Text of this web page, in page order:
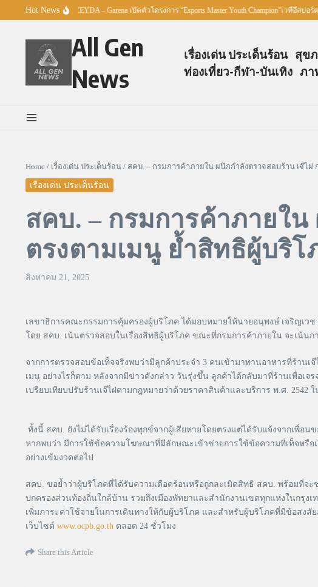
Skip to content
Hot News
NUMBER ONE – CEYDA – Garena เปิดตัวโครงการ “Esports Master Youth Champion”เวทีอีสป
All Gen
News
เรื่องเด่น ประเด็นร้อน สุข
ท่องเที่ยว-กีฬา-บันเทิง ภา
Home / เรื่องเด่น ประเด็นร้อน / สคบ. – กรมการค้าภายใน ผนึกกำลังตรวจสอบร้าน เจ๊ไ
เรื่องเด่น ประเด็นร้อน
สคบ. – กรมการค้าภายใ
ตรงตามเมนู ย้ำสิทธิผู้บริ
สิงหาคม 21, 2025
เลขาธิการคณะกรรมการคุ้มครองผู้บริโภค ได้มอบหมายให้นายอนุพงษ์ เจริญเว
โดย สคบ. เน้นตรวจสอบในเรื่องสิทธิผู้บริโภค ขณะที่กรมการค้าภายใน จะเน้น
จากการตรวจสอบข้อเท็จจริงพบว่ามีลูกค้าประจำ 3 คนเข้ามาทานอาหารที่ร้าน
เมนู อย่างไรก็ตาม หลังจากมีข่าวดังกล่าว วันรุ่งขึ้น ลูกค้าได้กลับมาที่ร้านเพื่อเ
เปรียบเทียบปรับร้านเจ๊ไฝตามกฎหมายว่าด้วยราคาสินค้าและบริการ พ.ศ. 2542
ทั้งนี้ สคบ. ยังไม่ได้รับเรื่องร้องทุกข์จากผู้เสียหายโดยตรงแต่ได้รับแจ้งจากเพื่อ
หากพบว่า มีการใช้ข้อความโฆษณาที่มีลักษณะเข้าข่ายการใช้ข้อความที่เท็จหรื
อย่างเข้มงวดต่อไป
สคบ. ขอย้ำว่าผู้บริโภคที่ได้รับความเดือดร้อนหรือถูกละเมิดสิทธิ สคบ. พร้อมที่จ
ปกครองส่วนท้องถิ่นใกล้บ้าน รวมถึงเมืองพัทยาและสำนักงานเขตทุกแห่งในกรุง
เพิ่มภาระค่าใช้จ่ายในการเดินทางให้กับผู้บริโภค และสำหรับผู้บริโภคที่มีข้อสงสั
เว็บไซต์ www.ocpb.go.th ตลอด 24 ชั่วโมง
Share this Article